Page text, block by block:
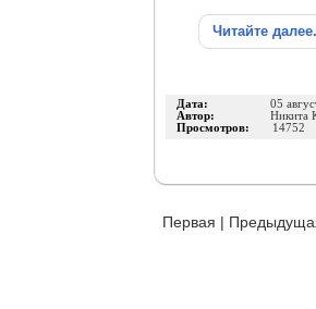
Читайте
Дата: 05
Автор: Никита
Просмотров: 14752
Первая |